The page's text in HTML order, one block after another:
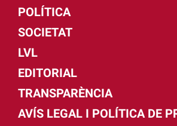
POLÍTICA
SOCIETAT
LVL
EDITORIAL
TRANSPARÈNCIA
AVÍS LEGAL I POLÍTICA DE